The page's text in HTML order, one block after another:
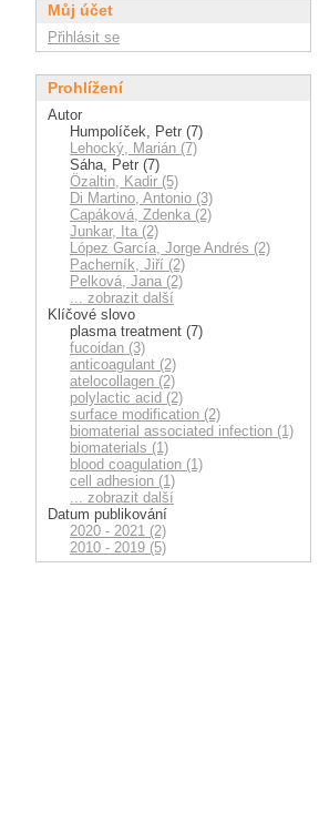
Můj účet
Přihlásit se
Prohlížení
Autor
Humpolíček, Petr (7)
Lehocký, Marián (7)
Sáha, Petr (7)
Özaltin, Kadir (5)
Di Martino, Antonio (3)
Capáková, Zdenka (2)
Junkar, Ita (2)
López García, Jorge Andrés (2)
Pacherník, Jiří (2)
Pelková, Jana (2)
... zobrazit další
Klíčové slovo
plasma treatment (7)
fucoidan (3)
anticoagulant (2)
atelocollagen (2)
polylactic acid (2)
surface modification (2)
biomaterial associated infection (1)
biomaterials (1)
blood coagulation (1)
cell adhesion (1)
... zobrazit další
Datum publikování
2020 - 2021 (2)
2010 - 2019 (5)